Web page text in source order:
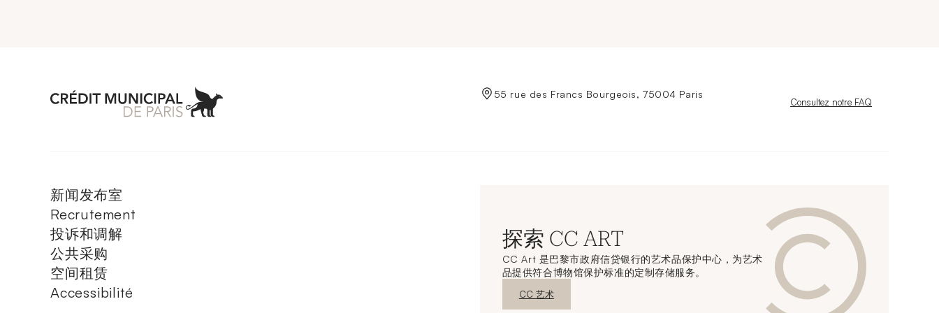
Aller à l'accueil de Crédit Municipal de Paris 55 rue des Francs Bourgeois, 75004 Paris
Nouvelle fenêtre
Consultez notre FAQ
新闻发布室
Recrutement
投诉和调解
公共采购
空间租赁
Accessibilité
探索 CC ART
CC Art 是巴黎市政府信贷银行的艺术品保护中心，为艺术
品提供符合博物馆保护标准的定制存储服务。
新窗口发现
CC 艺术